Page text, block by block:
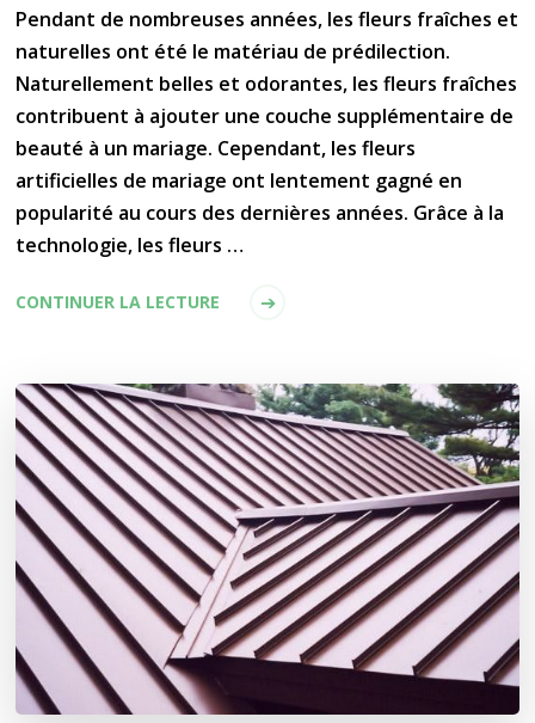
Pendant de nombreuses années, les fleurs fraîches et
naturelles ont été le matériau de prédilection.
Naturellement belles et odorantes, les fleurs fraîches
contribuent à ajouter une couche supplémentaire de
beauté à un mariage. Cependant, les fleurs
artificielles de mariage ont lentement gagné en
popularité au cours des dernières années. Grâce à la
technologie, les fleurs …
CONTINUER LA LECTURE